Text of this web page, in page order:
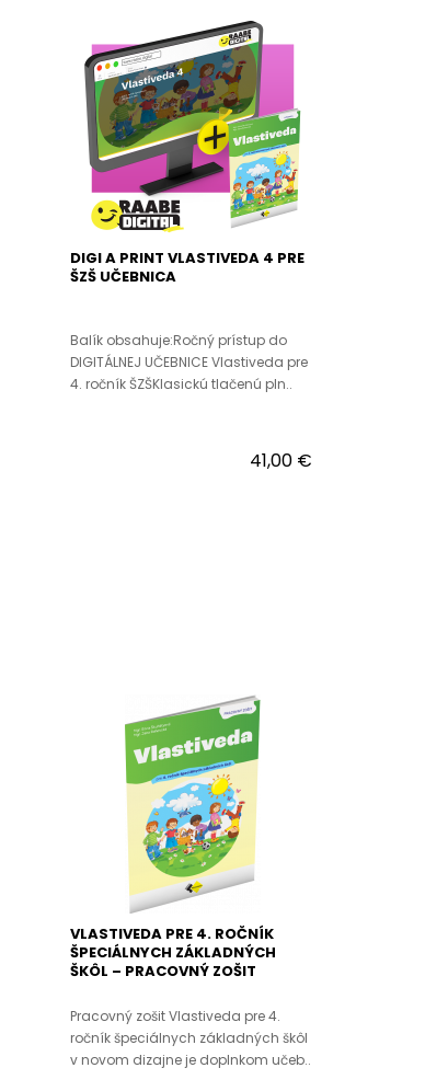
DIGI A PRINT VLASTIVEDA 4 PRE
ŠZŠ UČEBNICA
Balík obsahuje:Ročný prístup do
DIGITÁLNEJ UČEBNICE Vlastiveda pre
4. ročník ŠZŠKlasickú tlačenú pln..
41,00 €
VLASTIVEDA PRE 4. ROČNÍK
ŠPECIÁLNYCH ZÁKLADNÝCH
ŠKÔL – PRACOVNÝ ZOŠIT
Pracovný zošit Vlastiveda pre 4.
ročník špeciálnych základných škôl
v novom dizajne je doplnkom učeb..